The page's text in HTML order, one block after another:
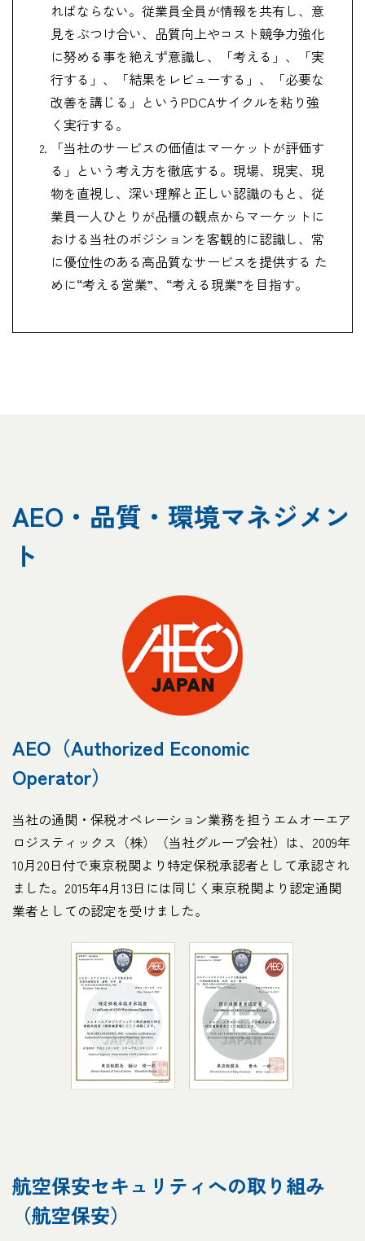
ればならない。従業員全員が情報を共有し、意
見をぶつけ合い、品質向上やコスト競争力強化
に努める事を絶えず意識し、「考える」、「実
行する」、「結果をレビューする」、「必要な
改善を講じる」というPDCAサイクルを粘り強
く実行する。
「当社のサービスの価値はマーケットが評価す
る」という考え方を徹底する。現場、現実、現
物を直視し、深い理解と正しい認識のもと、従
業員一人ひとりが品櫃の観点からマーケットに
おける当社のポジションを客観的に認識し、常
に優位性のある高品質なサービスを提供する た
めに“考える営業”、“考える現業”を目指す。
AEO・品質・環境マネジメン
ト
AEO（Authorized Economic
Operator）
当社の通関・保税オペレーション業務を担うエムオーエア
ロジスティックス（株）（当社グループ会社）は、2009年
10月20日付で東京税関より特定保税承認者として承認され
ました。2015年4月13日には同じく東京税関より認定通関
業者としての認定を受けました。
航空保安セキュリティへの取り組み
（航空保安）